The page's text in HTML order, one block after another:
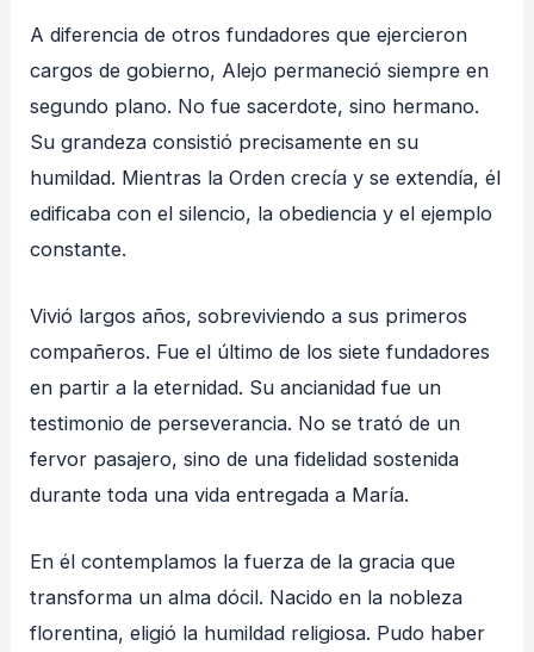
A diferencia de otros fundadores que ejercieron
cargos de gobierno, Alejo permaneció siempre en
segundo plano. No fue sacerdote, sino hermano.
Su grandeza consistió precisamente en su
humildad. Mientras la Orden crecía y se extendía, él
edificaba con el silencio, la obediencia y el ejemplo
constante.
Vivió largos años, sobreviviendo a sus primeros
compañeros. Fue el último de los siete fundadores
en partir a la eternidad. Su ancianidad fue un
testimonio de perseverancia. No se trató de un
fervor pasajero, sino de una fidelidad sostenida
durante toda una vida entregada a María.
En él contemplamos la fuerza de la gracia que
transforma un alma dócil. Nacido en la nobleza
florentina, eligió la humildad religiosa. Pudo haber